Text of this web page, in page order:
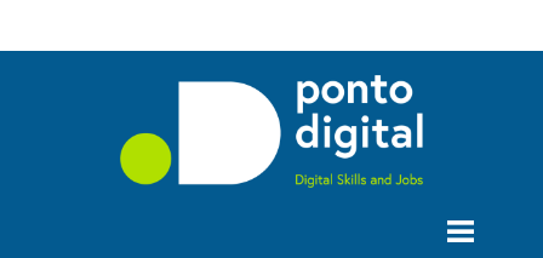
OLHOS PEQUENOS, MENTES GRANDES: